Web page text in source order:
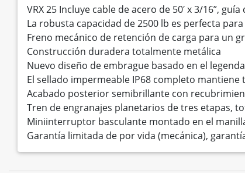
VRX 25 Incluye cable de acero de 50′ x 3/16”,
La robusta capacidad de 2500 lb es perfecta
Freno mecánico de retención de carga para un
Construcción duradera totalmente metálica
Nuevo diseño de embrague basado en el
El sellado impermeable IP68 completo
Acabado posterior semibrillante con
Tren de engranajes planetarios de tres etapas,
Miniinterruptor basculante montado en el
Garantía limitada de por vida (mecánica),